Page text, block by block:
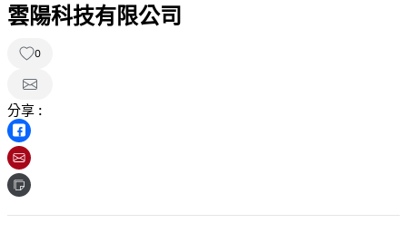
雲陽科技有限公司
0
分享 :